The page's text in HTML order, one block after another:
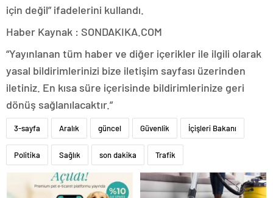
için değil” ifadelerini kullandı.
Haber Kaynak : SONDAKIKA.COM
“Yayınlanan tüm haber ve diğer içerikler ile ilgili olarak
yasal bildirimlerinizi bize iletişim sayfası üzerinden
iletiniz. En kısa süre içerisinde bildirimlerinize geri
dönüş sağlanılacaktır.”
3-sayfa Aralık güncel Güvenlik İçişleri Bakanı
Politika Sağlık son dakika Trafik